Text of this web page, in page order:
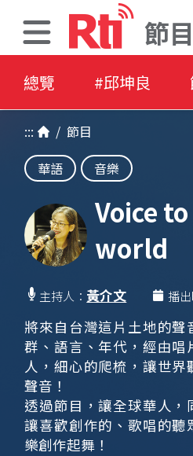
節目
總覽 #邱坤良
::: / 節目
華語
音樂
Voice
world
主持人： 黃介文 播出
將來自台灣這片土地的
群、語言、年代，經由
人，細心的爬梳，讓世
聲音！
透過節目，讓全球華人，
讓喜歡創作的、歌唱的
樂創作起舞！